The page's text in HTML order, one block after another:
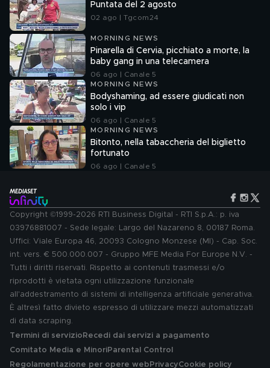
Puntata del 2 agosto
02 ago | Tgcom24
MORNING NEWS
Pinarella di Cervia, picchiato a morte, la
baby gang in una telecamera
06 ago | Canale 5
MORNING NEWS
Bodyshaming, ad essere giudicati non
solo i vip
06 ago | Canale 5
MORNING NEWS
Bitonto, nella tabaccheria del biglietto
fortunato
06 ago | Canale 5
Copyright ©1999-2026 RTI Business Digital - RTI S.p.A.: p. iva
03976881007 - Sede legale: Largo del Nazareno 8, 00187 Roma.
Uffici: Viale Europa 46, 20093 Cologno Monzese (MI) - Cap. Soc.
int. vers. € 500.000.007 - Gruppo MFE Media For Europe N.V. -
Tutti i diritti riservati. Rispetto ai contenuti trasmessi e/o
riprodotti è vietata ogni utilizzazione funzionale
all'addestramento di sistemi di intelligenza artificiale generativa.
È altresì fatto divieto espresso di utilizzare mezzi automatizzati
di data scraping.
Termini di servizio Recedi dai servizi a pagamento
Comitato Media e MinoriParental Control
Regolamentazione per opere web PrivacyCookie policy